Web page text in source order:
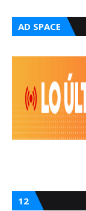
AD SPACE
12